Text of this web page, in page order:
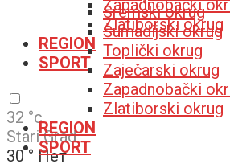
Zapadnobački
Zlatiborski okrug
REGION
SPORT
32 °c
Stari Grad
30 ° Пет
Sremski okrug
Šumadijski okrug
Toplički okrug
Zaječarski okrug
Zapadnobački
Zlatiborski okrug
REGION
SPORT